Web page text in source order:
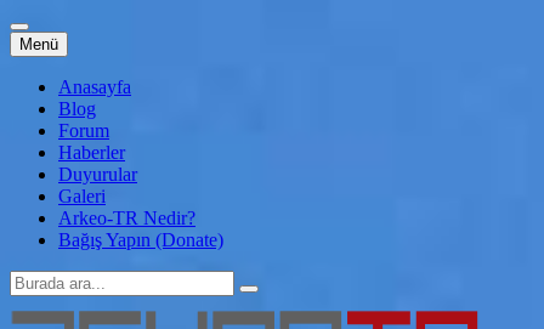
Menü İçeriğe
atla
Anasayfa
Blog
Forum
Haberler
Duyurular
Galeri
Arkeo-TR Nedir?
Bağış Yapın (Donate)
Arama: